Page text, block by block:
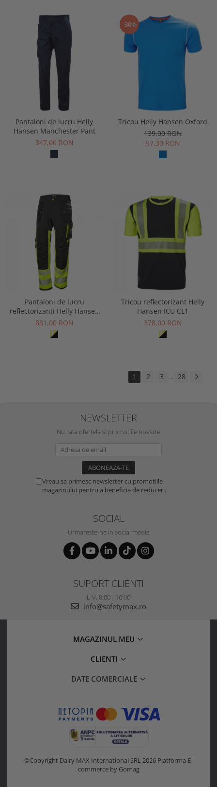
Pantaloni de lucru Helly
Hansen Manchester Pant
347,00 RON
-30%
Tricou Helly Hansen Oxford
139,00 RON
97,30 RON
Pantaloni de lucru
reflectorizanti Helly Hansen
ICU Construction CL1
881,00 RON
Tricou reflectorizant Helly
Hansen ICU CL1
378,00 RON
1 2 3 ... 28
NEWSLETTER
Nu rata ofertele si promotiile noastre
Vreau sa primesc newsletter cu promotiile
magazinului pentru a beneficia de reduceri.
SOCIAL
Urmareste-ne in social media
SUPORT CLIENTI
L-V, 8:00 - 16:00
info@safetymax.ro
MAGAZINUL MEU
CLIENTI
DATE COMERCIALE
©Copyright Dairy MAX International SRL 2026 Platforma E-
commerce by Gomag